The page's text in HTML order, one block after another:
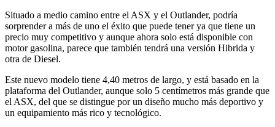
Situado a medio camino entre el ASX y el Outlander, podría
sorprender a más de uno el éxito que puede tener ya que tiene un
precio muy competitivo y aunque ahora solo está disponible con
motor gasolina, parece que también tendrá una versión Hibrida y
otra de Diesel.
Este nuevo modelo tiene 4,40 metros de largo, y está basado en la
plataforma del Outlander, aunque solo 5 centímetros más grande que
el ASX, del que se distingue por un diseño mucho más deportivo y
un equipamiento más rico y tecnológico.